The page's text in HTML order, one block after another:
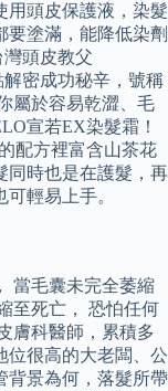
用頭皮保護液，染髮
塗滿，能降低染劑
頭皮教父
解密成功秘辛，號稱
屬於容易乾澀、毛
宣若EX染髮霜！
配方裡富含山茶花
同時也是在護髮，再
輕易上手。
當毛囊未完全萎縮
至死亡， 恐怕任何
膚科醫師，累積多
位很高的大老闆、公
背景為何，落髮所帶